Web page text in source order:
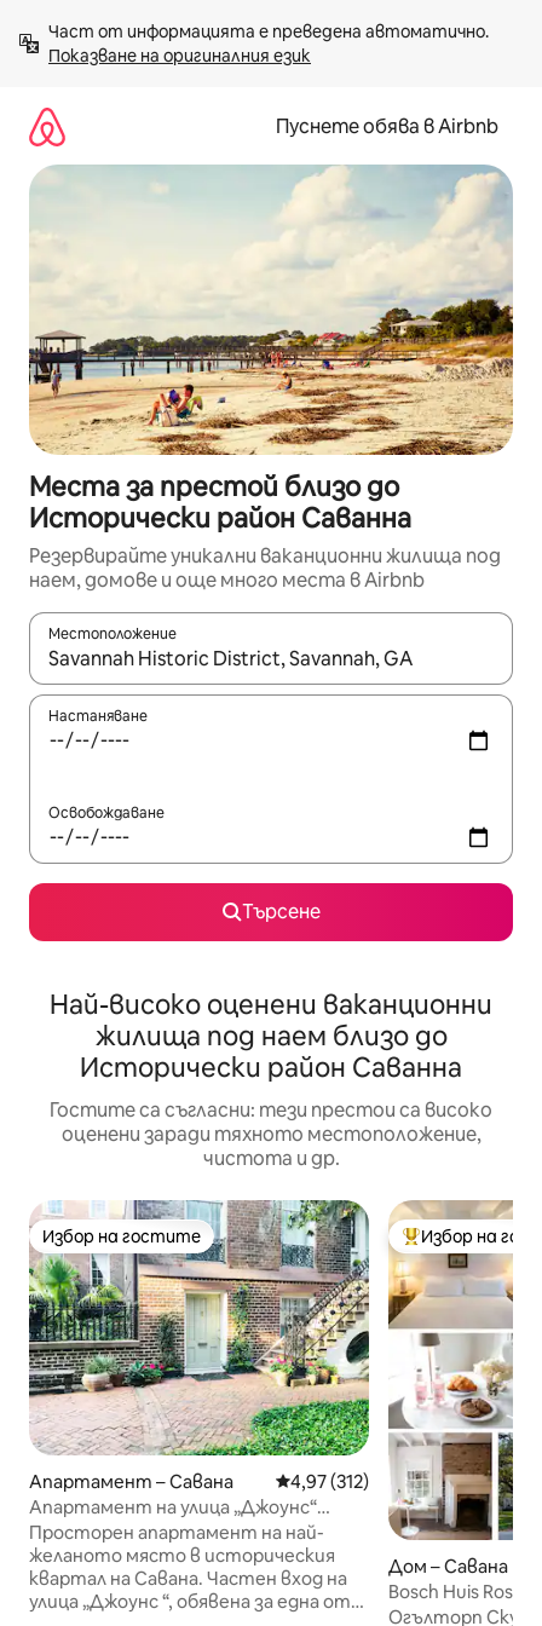
към
съдържанието
Показване на оригиналния език
Пуснете обява в Airbnb
Места за престой близо до
Исторически район Саванна
Резервирайте уникални ваканционни жилища под
наем, домове и още много места в Airbnb
Местоположение
Когато резултатите се покажат, използвайте
Настаняване
Освобождаване
Търсене
Най-високо оценени ваканционни
жилища под наем близо до
Исторически район Саванна
Гостите са съгласни: тези престои са високо
оценени заради тяхното местоположение,
чистота и др.
Избор на гостите
Избор на гостите
Апартамент – Савана Средна оценка: 4,97 от 5,
4,97 (312)
Апартамент на улица „Джоунс“
около 1850 г.
Просторен апартамент на най-
желаното място в историческия
квартал на Савана. Частен вход на
улица „Джоунс “, обявена за една от„
Най-популярен
Избор на
Дом – Савана
Bosch Huis
Исторически •
Огълторп